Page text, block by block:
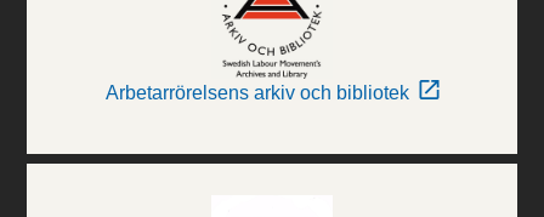
Arbetarrörelsens arkiv och bibliotek